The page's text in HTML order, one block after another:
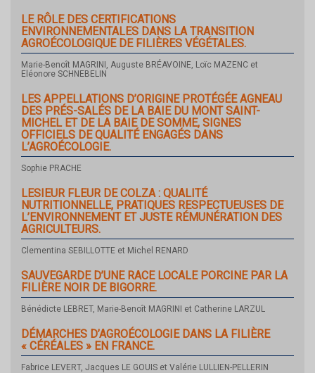
LE RÔLE DES CERTIFICATIONS
ENVIRONNEMENTALES DANS LA TRANSITION
AGROÉCOLOGIQUE DE FILIÈRES VÉGÉTALES.
Marie-Benoît MAGRINI, Auguste BRÉAVOINE, Loïc MAZENC et
Eléonore SCHNEBELIN
LES APPELLATIONS D’ORIGINE PROTÉGÉE AGNEAU
DES PRÉS-SALÉS DE LA BAIE DU MONT SAINT-
MICHEL ET DE LA BAIE DE SOMME, SIGNES
OFFICIELS DE QUALITÉ ENGAGÉS DANS
L’AGROÉCOLOGIE.
Sophie PRACHE
LESIEUR FLEUR DE COLZA : QUALITÉ
NUTRITIONNELLE, PRATIQUES RESPECTUEUSES DE
L’ENVIRONNEMENT ET JUSTE RÉMUNÉRATION DES
AGRICULTEURS.
Clementina SEBILLOTTE et Michel RENARD
SAUVEGARDE D’UNE RACE LOCALE PORCINE PAR LA
FILIÈRE NOIR DE BIGORRE.
Bénédicte LEBRET, Marie-Benoît MAGRINI et Catherine LARZUL
DÉMARCHES D’AGROÉCOLOGIE DANS LA FILIÈRE
« CÉRÉALES » EN FRANCE.
Fabrice LEVERT, Jacques LE GOUIS et Valérie LULLIEN-PELLERIN